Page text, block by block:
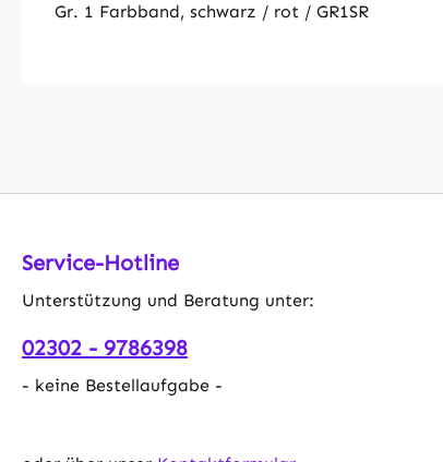
Gr. 1 Farbband, schwarz / rot / GR1SR
Service-Hotline
Unterstützung und Beratung unter:
02302 - 9786398
- keine Bestellaufgabe -